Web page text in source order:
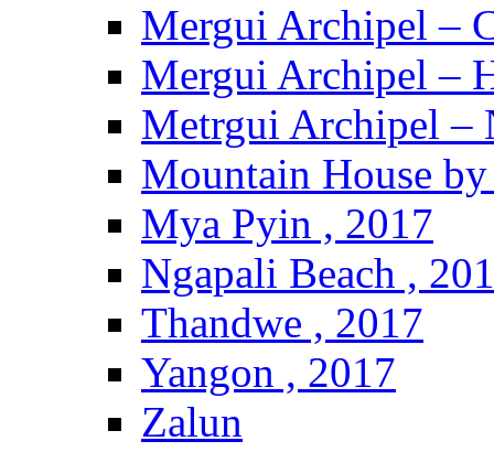
Mergui Archipel –
Mergui Archipel –
Metrgui Archipel –
Mountain House
Mya Pyin , 2017
Ngapali Beach ,
Thandwe , 2017
Yangon , 2017
Zalun